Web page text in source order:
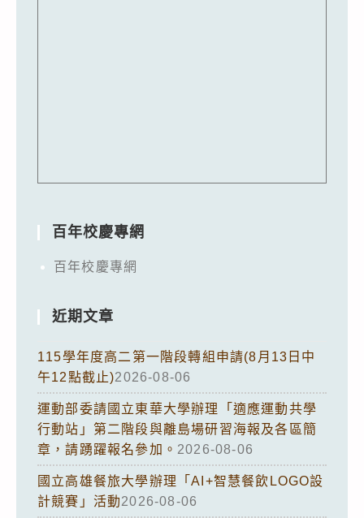
百年校慶專網
百年校慶專網
近期文章
115學年度高二第一階段轉組申請(8月13日中
午12點截止)2026-08-06
運動部委請國立東華大學辦理「適應運動共學
行動站」第二階段與離島場研習海報及各區簡
章，請踴躍報名參加。 2026-08-06
國立高雄餐旅大學辦理「AI+智慧餐飲LOGO設
計競賽」活動2026-08-06